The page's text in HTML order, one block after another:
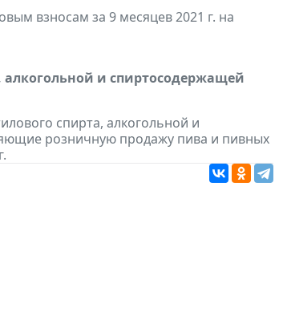
взносам за 9 месяцев 2021 г. на
алкогольной и спиртосодержащей
спирта, алкогольной и
розничную продажу пива и пивных